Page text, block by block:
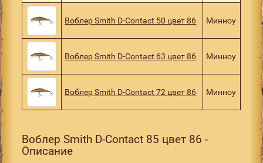
Воблер Smith D-Contact 50 цвет 86 Минноу
Воблер Smith D-Contact 63 цвет 86 Минноу
Воблер Smith D-Contact 72 цвет 86 Минноу
Воблер Smith D-Contact 85 цвет 86 -
Описание